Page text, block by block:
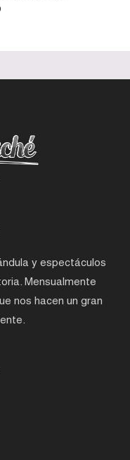
y espectáculos
Mensualmente
nos hacen un gran